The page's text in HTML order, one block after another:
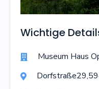
Wichtige
 Museum Haus
 Dorfstraße29,